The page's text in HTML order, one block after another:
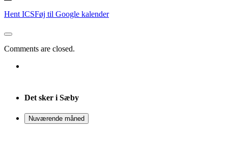
Hent ICSFøj til Google kalender
Comments are closed.
Det sker i Sæby
Nuværende måned